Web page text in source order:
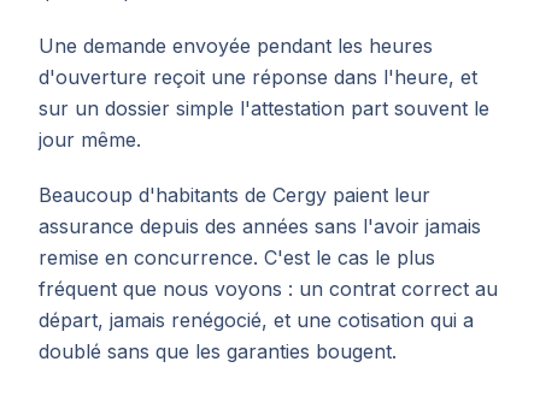
Une demande envoyée pendant les heures
d'ouverture reçoit une réponse dans l'heure, et
sur un dossier simple l'attestation part souvent le
jour même.
Beaucoup d'habitants de Cergy paient leur
assurance depuis des années sans l'avoir jamais
remise en concurrence. C'est le cas le plus
fréquent que nous voyons : un contrat correct au
départ, jamais renégocié, et une cotisation qui a
doublé sans que les garanties bougent.